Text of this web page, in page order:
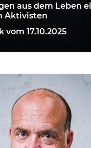
aus dem Leben
Aktivisten
vom 17.10.2025